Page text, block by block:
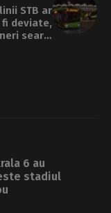
STB ar
deviate,
seară,
6 au
stadiul